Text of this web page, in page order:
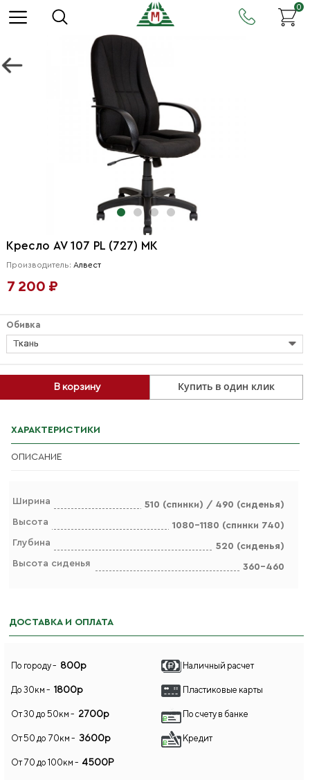
0
Кресло AV 107 PL (727) МК
Производитель: Алвест
7 200 ₽
В корзину Купить в один клик
Обивка
Ткань
ХАРАКТЕРИСТИКИ
ОПИСАНИЕ
Ширина
510 (спинки) / 490 (сиденья)
Высота
1080-1180 (спинки 740)
Глубина
520 (сиденья)
Высота сиденья
360-460
ДОСТАВКА И ОПЛАТА
По городу - 800р
До 30км - 1800р
От 30 до 50км - 2700р
От 50 до 70км - 3600р
От 70 до 100км - 4500Р
Наличный расчет
Пластиковые карты
По счету в банке
Кредит